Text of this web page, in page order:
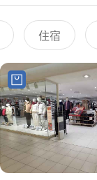
住宿